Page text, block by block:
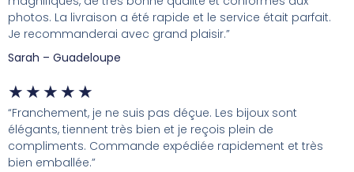
photos. La livraison a été rapide et le service était parfait.
Je recommanderai avec grand plaisir.”
Sarah – Guadeloupe
★ ★ ★ ★ ★
“Franchement, je ne suis pas déçue. Les bijoux sont
élégants, tiennent très bien et je reçois plein de
compliments. Commande expédiée rapidement et très
bien emballée.”